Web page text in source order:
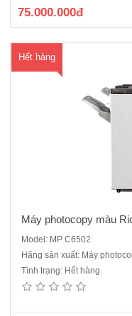
75.000.000đ
Hết hàng
Máy photocopy màu
Model: MP C6502
Hãng sản xuất: Máy
Tình trạng: Hết hàng
Máy Photocopy màu kỹ
khẩu đời 2014Chức
màuTốc độ in màu/ đen